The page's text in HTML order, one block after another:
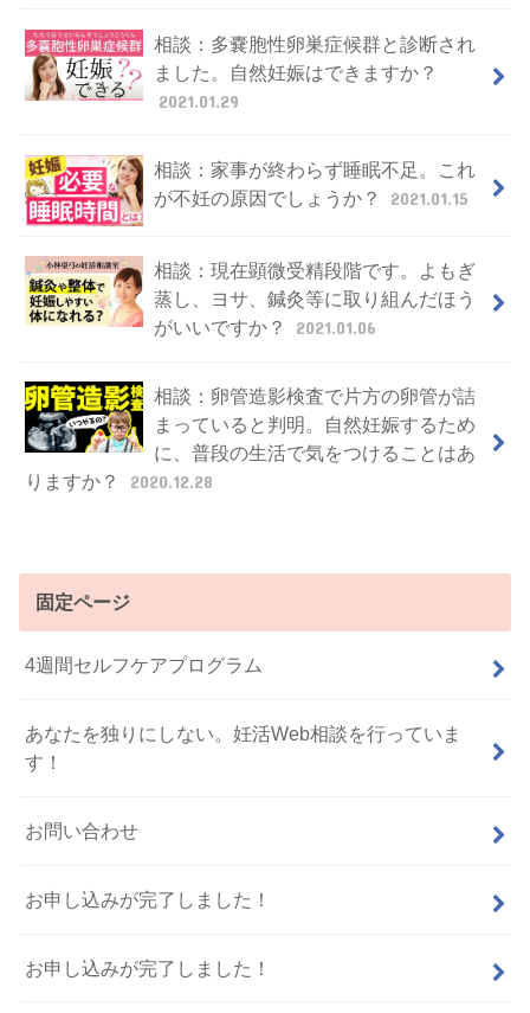
相談：多嚢胞性卵巣症候群と診断され
ました。自然妊娠はできますか？
2021.01.29
相談：家事が終わらず睡眠不足。これ
が不妊の原因でしょうか？
2021.01.15
相談：現在顕微受精段階です。よもぎ
蒸し、ヨサ、鍼灸等に取り組んだほう
がいいですか？
2021.01.06
相談：卵管造影検査で片方の卵管が詰
まっていると判明。自然妊娠するため
に、普段の生活で気をつけることはあ
りますか？
2020.12.28
固定ページ
4週間セルフケアプログラム
あなたを独りにしない。妊活Web相談を行っていま
す！
お問い合わせ
お申し込みが完了しました！
お申し込みが完了しました！